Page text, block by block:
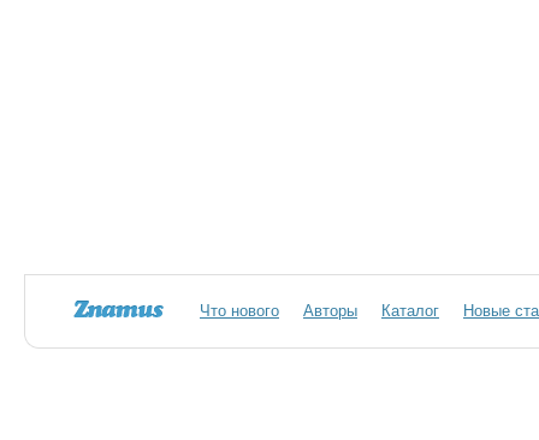
Что нового Авторы Каталог Новые